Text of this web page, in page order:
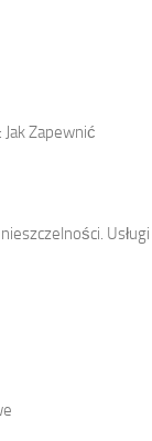
Zapewnić
Usługi